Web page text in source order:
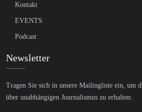
Kontakt
EVENTS
Podcast
Newsletter
Tragen Sie sich in unsere Mailingliste ein, um
über unabhängigen Journalismus zu erhalten: